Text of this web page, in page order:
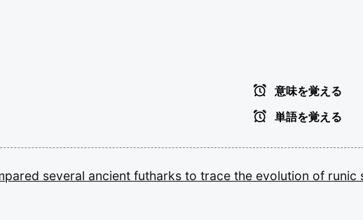
意味を覚える
単語を覚える
several ancient futharks to trace the evolution of runic